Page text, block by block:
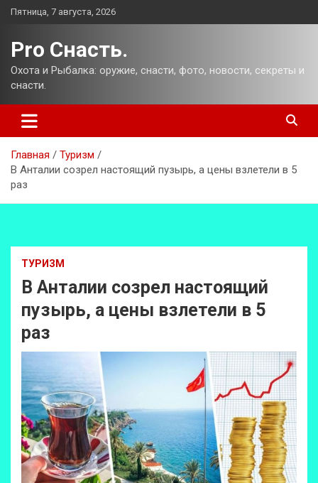
Перейти
Пятница, 7 августа, 2026
Pro Снасть.
Охота и Рыбалка: оружие, снасти, фото, новости, секреты и
снасти.
Главная
Туризм
В Анталии созрел настоящий пузырь, а цены взлетели в 5
раз
ТУРИЗМ
В Анталии созрел настоящий
пузырь, а цены взлетели в 5
раз